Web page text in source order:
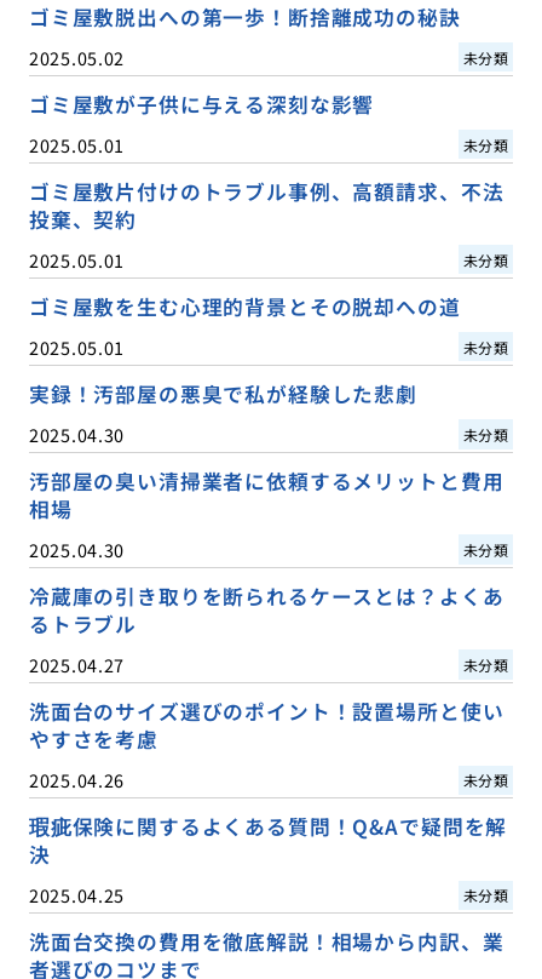
ゴミ屋敷脱出への第一歩！断捨離成功の秘訣
2025.05.02 未分類
ゴミ屋敷が子供に与える深刻な影響
2025.05.01 未分類
ゴミ屋敷片付けのトラブル事例、高額請求、不法
投棄、契約
2025.05.01 未分類
ゴミ屋敷を生む心理的背景とその脱却への道
2025.05.01 未分類
実録！汚部屋の悪臭で私が経験した悲劇
2025.04.30 未分類
汚部屋の臭い清掃業者に依頼するメリットと費用
相場
2025.04.30 未分類
冷蔵庫の引き取りを断られるケースとは？よくあ
るトラブル
2025.04.27 未分類
洗面台のサイズ選びのポイント！設置場所と使い
やすさを考慮
2025.04.26 未分類
瑕疵保険に関するよくある質問！Q&Aで疑問を解
決
2025.04.25 未分類
洗面台交換の費用を徹底解説！相場から内訳、業
者選びのコツまで